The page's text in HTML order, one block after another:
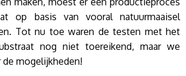
op basis van vooral natuurmaaisel
Tot nu toe waren de testen met het
nog niet toereikend, maar we
de mogelijkheden!